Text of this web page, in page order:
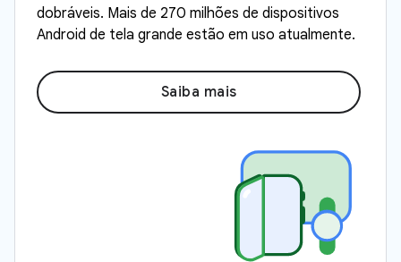
dobráveis. Mais de 270 milhões de dispositivos
Android de tela grande estão em uso atualmente.
Saiba mais